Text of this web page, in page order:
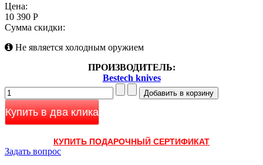
Цена:
10 390 Р
Сумма скидки:
Не является холодным оружием
ПРОИЗВОДИТЕЛЬ:
Bestech knives
Купить в два клика
КУПИТЬ ПОДАРОЧНЫЙ СЕРТИФИКАТ
Задать вопрос